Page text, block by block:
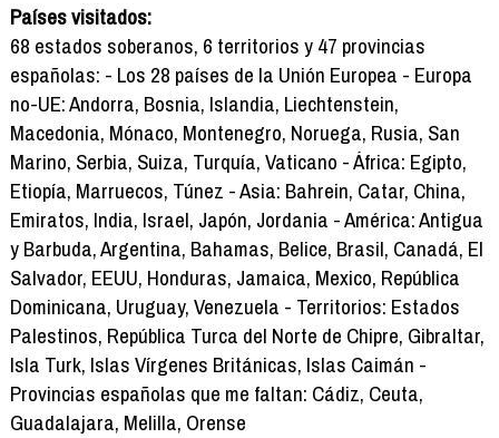
Países visitados:
68 estados soberanos, 6 territorios y 47 provincias
españolas: - Los 28 países de la Unión Europea - Europa
no-UE: Andorra, Bosnia, Islandia, Liechtenstein,
Macedonia, Mónaco, Montenegro, Noruega, Rusia, San
Marino, Serbia, Suiza, Turquía, Vaticano - África: Egipto,
Etiopía, Marruecos, Túnez - Asia: Bahrein, Catar, China,
Emiratos, India, Israel, Japón, Jordania - América: Antigua
y Barbuda, Argentina, Bahamas, Belice, Brasil, Canadá, El
Salvador, EEUU, Honduras, Jamaica, Mexico, República
Dominicana, Uruguay, Venezuela - Territorios: Estados
Palestinos, República Turca del Norte de Chipre, Gibraltar,
Isla Turk, Islas Vírgenes Británicas, Islas Caimán -
Provincias españolas que me faltan: Cádiz, Ceuta,
Guadalajara, Melilla, Orense